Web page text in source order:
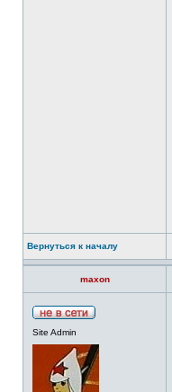
Вернуться к началу
maxon
Site Admin